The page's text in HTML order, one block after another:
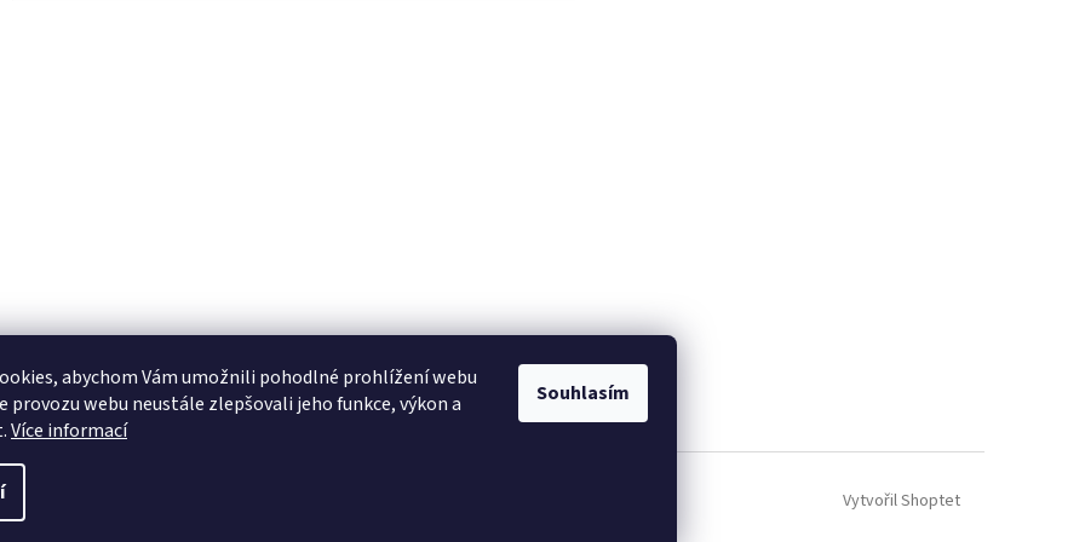
abychom Vám umožnili pohodlné prohlížení webu
provozu webu neustále zlepšovali jeho funkce, výkon a
Více informací
Souhlasím
Vytvořil Shoptet